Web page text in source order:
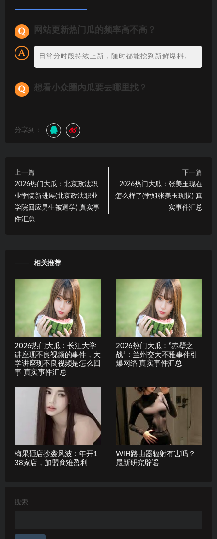
网站更新热门瓜的频率高不高？
日常分时段持续上新，随时都能挖到新鲜爆料。
想看小众圈内瓜要去哪里找？
分享到：
上一篇
2026热门大瓜：北京政法职
业学院新进展(北京政法职业
学院回应男生被退学) 真实事
件汇总
下一篇
2026热门大瓜：张美玉现在
怎么样了(学姐张美玉现状) 真
实事件汇总
相关推荐
2026热门大瓜：长江大学
讲座现不良视频的事件，大
学讲座现不良视频是怎么回
事 真实事件汇总
2026热门大瓜：“赤壁之
战”：兰州交大不雅事件引
爆网络 真实事件汇总
梅果砸店抄袭风波：年开1
38家店，加盟商难盈利
WiFi路由器辐射有害吗？
最新研究辟谣
搜索